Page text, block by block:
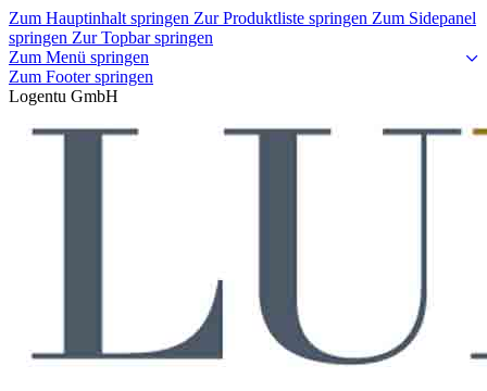
Zum Hauptinhalt springen Zur Produktliste springen Zum Sidepanel
springen Zur Topbar springen
Zum Menü springen
Zum Footer springen
Logentu GmbH